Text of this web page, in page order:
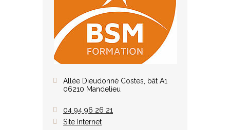
Allée Dieudonné Costes, bât A1
06210 Mandelieu
04 94 96 26 21
Site Internet